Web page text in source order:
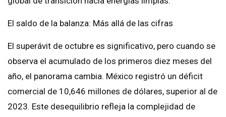
El saldo de la balanza: Más allá de las cifras
El superávit de octubre es significativo, pero cuando se
observa el acumulado de los primeros diez meses del
año, el panorama cambia. México registró un déficit
comercial de 10,646 millones de dólares, superior al de
2023. Este desequilibrio refleja la complejidad de